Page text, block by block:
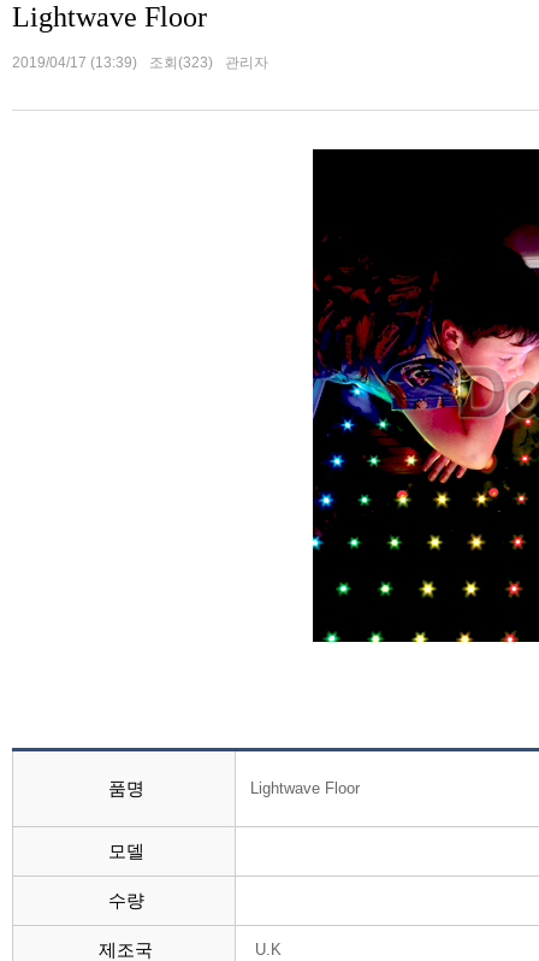
Lightwave Floor
2019/04/17 (13:39) 조회(323) 관리자
품명 Lightwave Floor
모델
수량
제조국 U.K